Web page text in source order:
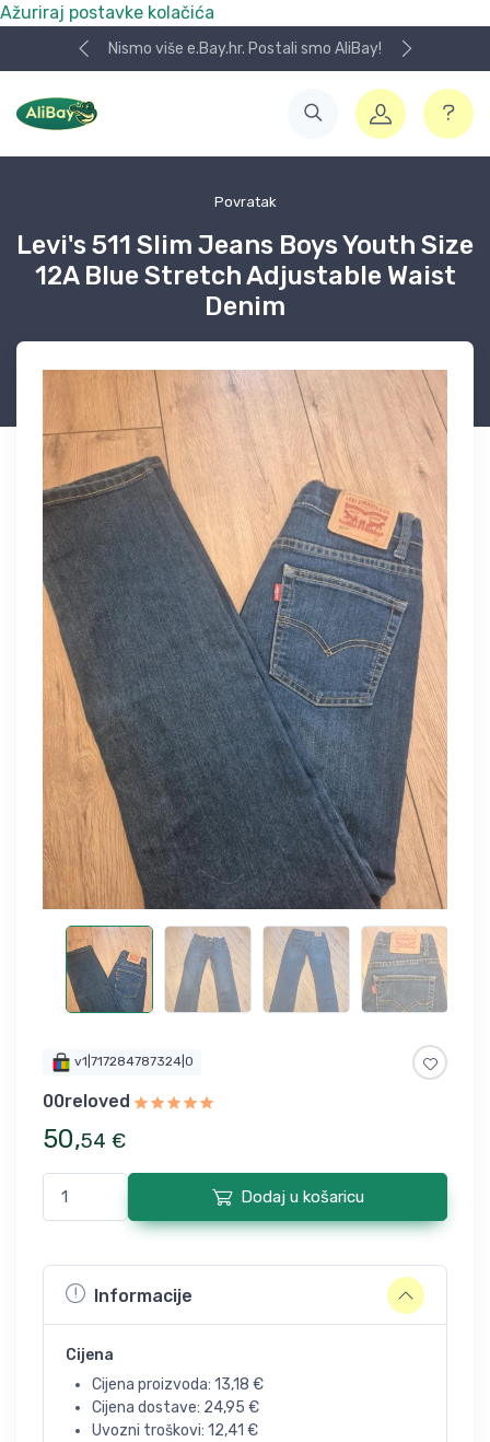
Ažuriraj postavke kolačića
Nismo više e.Bay.hr. Postali smo AliBay!
Povratak
Levi's 511 Slim Jeans Boys Youth Size
12A Blue Stretch Adjustable Waist
Denim
v1|717284787324|0
00reloved
50,54 €
Dodaj u košaricu
Informacije
Cijena
Cijena proizvoda: 13,18 €
Cijena dostave: 24,95 €
Uvozni troškovi: 12,41 €